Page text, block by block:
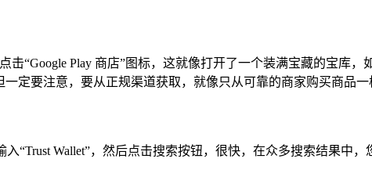
击“Google Play 商店”图标，这就像打开了一个装满宝藏的宝库
定要注意，要从正规渠道获取，就像只从可靠的商家购买商品一
“Trust Wallet”，然后点击搜索按钮，很快，在众多搜索结果中，